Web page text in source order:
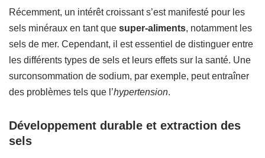
Récemment, un intérêt croissant s’est manifesté pour les
sels minéraux en tant que super-aliments, notamment les
sels de mer. Cependant, il est essentiel de distinguer entre
les différents types de sels et leurs effets sur la santé. Une
surconsommation de sodium, par exemple, peut entraîner
des problèmes tels que l’hypertension.
Développement durable et extraction des
sels